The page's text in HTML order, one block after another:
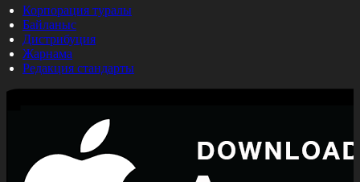
Корпорация туралы
Байланыс
Дистрибуция
Жарнама
Редакция стандарты